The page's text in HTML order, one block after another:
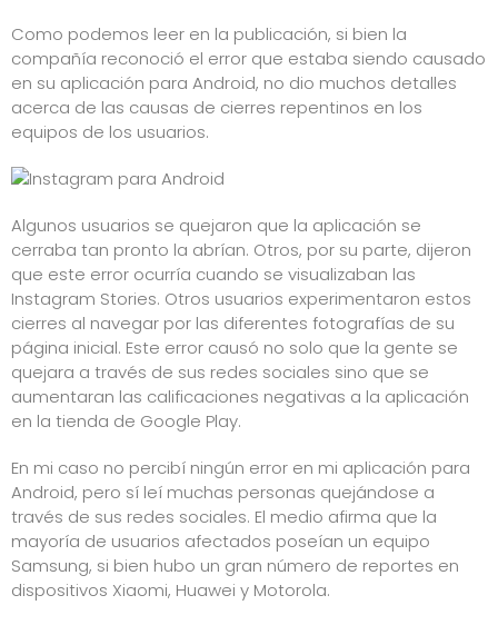
Como podemos leer en la publicación, si bien la
compañía reconoció el error que estaba siendo causado
en su aplicación para Android, no dio muchos detalles
acerca de las causas de cierres repentinos en los
equipos de los usuarios.
Algunos usuarios se quejaron que la aplicación se
cerraba tan pronto la abrían. Otros, por su parte, dijeron
que este error ocurría cuando se visualizaban las
Instagram Stories. Otros usuarios experimentaron estos
cierres al navegar por las diferentes fotografías de su
página inicial. Este error causó no solo que la gente se
quejara a través de sus redes sociales sino que se
aumentaran las calificaciones negativas a la aplicación
en la tienda de Google Play.
En mi caso no percibí ningún error en mi aplicación para
Android, pero sí leí muchas personas quejándose a
través de sus redes sociales. El medio afirma que la
mayoría de usuarios afectados poseían un equipo
Samsung, si bien hubo un gran número de reportes en
dispositivos Xiaomi, Huawei y Motorola.